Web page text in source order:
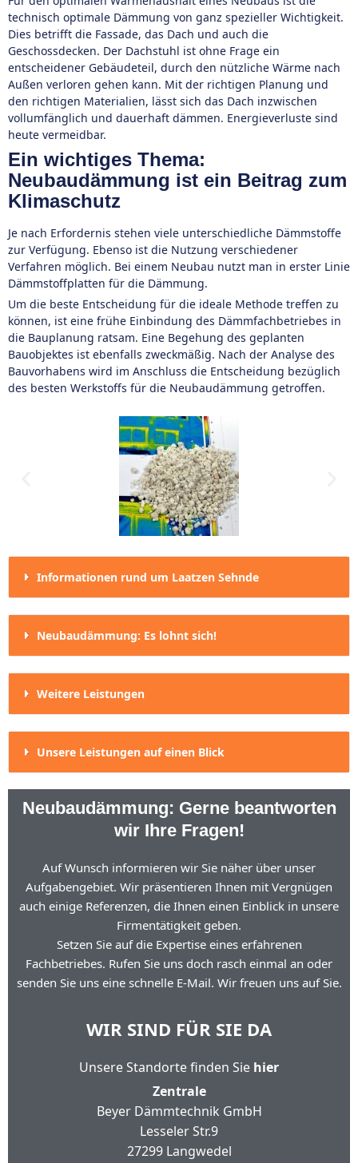
technisch optimale Dämmung von ganz spezieller Wichtigkeit.
Dies betrifft die Fassade, das Dach und auch die
Geschossdecken. Der Dachstuhl ist ohne Frage ein
entscheidener Gebäudeteil, durch den nützliche Wärme nach
Außen verloren gehen kann. Mit der richtigen Planung und
den richtigen Materialien, lässt sich das Dach inzwischen
vollumfänglich und dauerhaft dämmen. Energieverluste sind
heute vermeidbar.
Ein wichtiges Thema:
Neubaudämmung ist ein Beitrag zum
Klimaschutz
Je nach Erfordernis stehen viele unterschiedliche Dämmstoffe
zur Verfügung. Ebenso ist die Nutzung verschiedener
Verfahren möglich. Bei einem Neubau nutzt man in erster Linie
Dämmstoffplatten für die Dämmung.
Um die beste Entscheidung für die ideale Methode treffen zu
können, ist eine frühe Einbindung des Dämmfachbetriebes in
die Bauplanung ratsam. Eine Begehung des geplanten
Bauobjektes ist ebenfalls zweckmäßig. Nach der Analyse des
Bauvorhabens wird im Anschluss die Entscheidung bezüglich
des besten Werkstoffs für die Neubaudämmung getroffen.
Informationen rund um Laatzen Sehnde
Neubaudämmung: Es lohnt sich!
Weitere Leistungen
Unsere Leistungen auf einen Blick
Neubaudämmung: Gerne beantworten
wir Ihre Fragen!
Auf Wunsch informieren wir Sie näher über unser
Aufgabengebiet. Wir präsentieren Ihnen mit Vergnügen
auch einige Referenzen, die Ihnen einen Einblick in unsere
Firmentätigkeit geben.
Setzen Sie auf die Expertise eines erfahrenen
Fachbetriebes. Rufen Sie uns doch rasch einmal an oder
senden Sie uns eine schnelle E-Mail. Wir freuen uns auf Sie.
WIR SIND FÜR SIE DA
Unsere Standorte finden Sie hier
Zentrale
Beyer Dämmtechnik GmbH
Lesseler Str.9
27299 Langwedel